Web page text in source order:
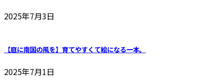
2025年7月3日
【庭に南国の風を】育てやすくて絵になる一本。
2025年7月1日